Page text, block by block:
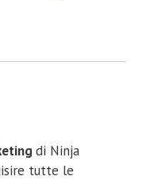
di Ninja
tutte le